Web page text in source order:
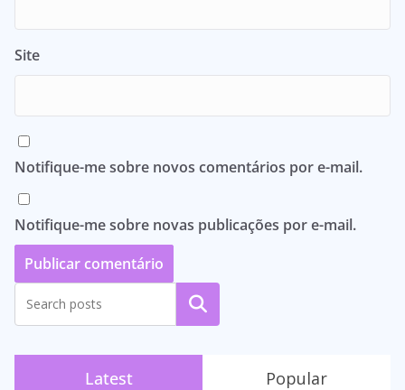
Site
Notifique-me sobre novos comentários por e-mail.
Notifique-me sobre novas publicações por e-mail.
Pesquisar
Latest Popular